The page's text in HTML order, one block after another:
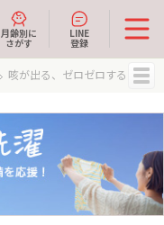
月齢別に
さがす
LINE
登録
咳が出る、ゼロゼロする